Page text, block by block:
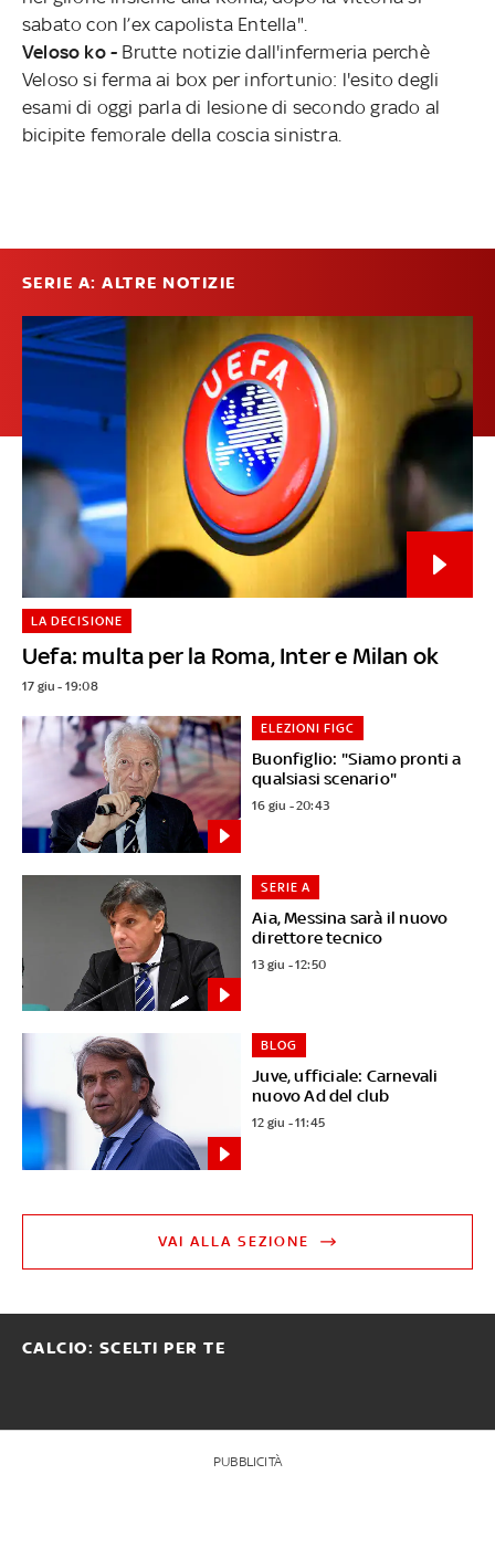
sabato con l’ex capolista Entella".
Veloso ko - Brutte notizie dall'infermeria perchè
Veloso si ferma ai box per infortunio: l'esito degli
esami di oggi parla di lesione di secondo grado al
bicipite femorale della coscia sinistra.
SERIE A: ALTRE NOTIZIE
Uefa: multa per la Roma, Inter e Milan ok
LA DECISIONE
17 giu - 19:08
Buonfiglio: "Siamo pronti a
qualsiasi scenario"
ELEZIONI FIGC
16 giu - 20:43
Aia, Messina sarà il nuovo
direttore tecnico
SERIE A
13 giu - 12:50
Juve, ufficiale: Carnevali
nuovo Ad del club
BLOG
12 giu - 11:45
VAI ALLA SEZIONE
CALCIO: SCELTI PER TE
PUBBLICITÀ